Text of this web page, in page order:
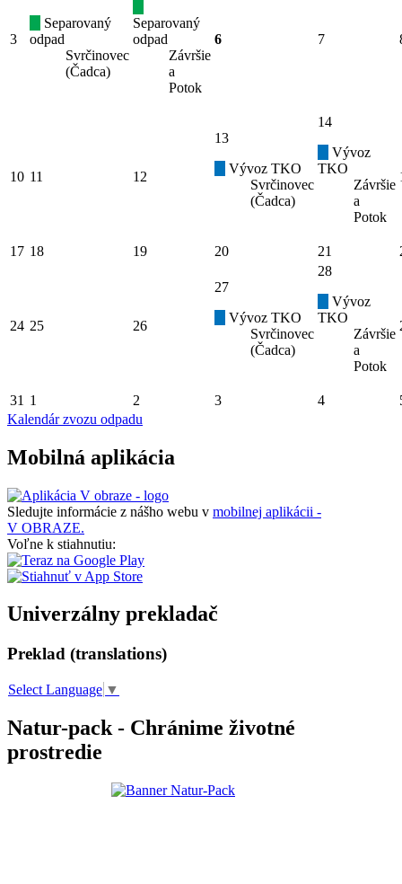
3
Separovaný
odpad
Svrčinovec
(Čadca)
Separovaný
odpad
Závršie
a
Potok
6 7
10 11 12
13
Vývoz TKO
Svrčinovec
(Čadca)
14
Vývoz
TKO
Závršie
a
Potok
17 18 19 20 21
24 25 26
27
Vývoz TKO
Svrčinovec
(Čadca)
28
Vývoz
TKO
Závršie
a
Potok
31 1 2 3 4
Kalendár zvozu odpadu
Mobilná aplikácia
Sledujte informácie z nášho webu v mobilnej aplikácii -
V OBRAZE.
Voľne k stiahnutiu:
Univerzálny prekladač
Preklad (translations)
Select Language ▼
Natur-pack - Chránime životné
prostredie